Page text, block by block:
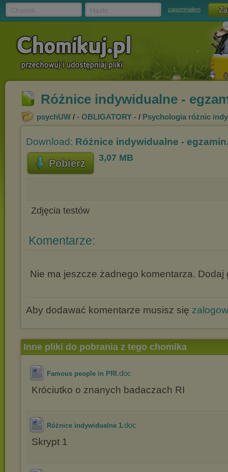
zapomniałem
Różnice indywidualne -
psychUW / - OBLIGATORY - / Psychologia różnic
Download: Różnice indywidualne -
Pobierz 3,07 MB
Zdjęcia testów
Komentarze:
Nie ma jeszcze żadnego komentarza. Dodaj
Aby dodawać komentarze musisz się
Inne pliki do pobrania z tego chomika
Famous people in PRI .doc
Króciutko o znanych badaczach RI
Różnice indywidualne 1.doc
Skrypt 1